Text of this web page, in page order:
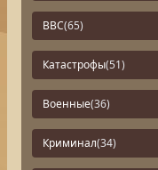
BBC(65)
Катастрофы(51)
Военные(36)
Криминал(34)